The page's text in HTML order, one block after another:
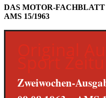
DAS MOTOR-
AMS 15/1963
Original
Sport
Zweiwochen-